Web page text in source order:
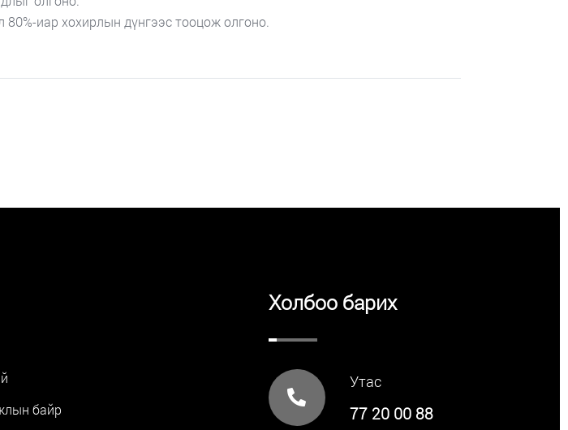
80%-иар хохирлын дүнгээс тооцож олгоно.
байр
Холбоо барих
Утас
77 20 00 88